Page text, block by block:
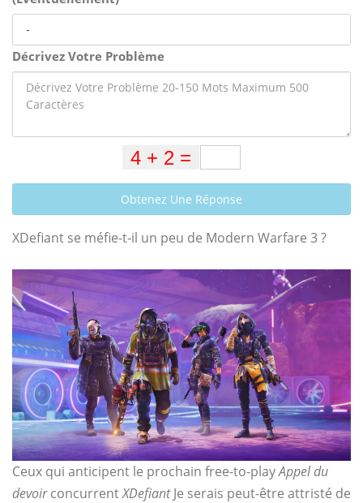
Décrivez Votre Problème
Obtenez Une Réponse
XDefiant se méfie-t-il un peu de Modern Warfare 3 ?
Ceux qui anticipent le prochain free-to-playAppel du
devoirconcurrentXDefiantJe serais peut-être attristé de